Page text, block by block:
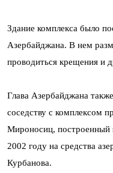
Здание комплекса было
Азербайджана. В нем
проводиться крещения и
Глава Азербайджана
соседству с комплексом
Мироносиц, построенный
2002 году на средства
Курбанова.